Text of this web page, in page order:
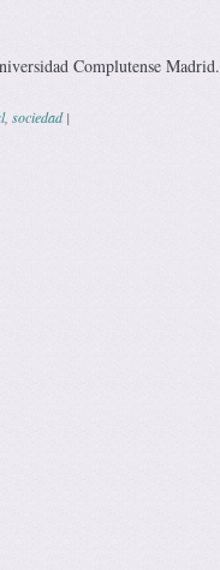
Complutense Madrid.
, sociedad |